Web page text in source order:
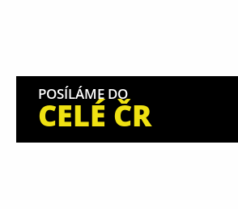
POSÍLÁME DO
CELÉ ČR